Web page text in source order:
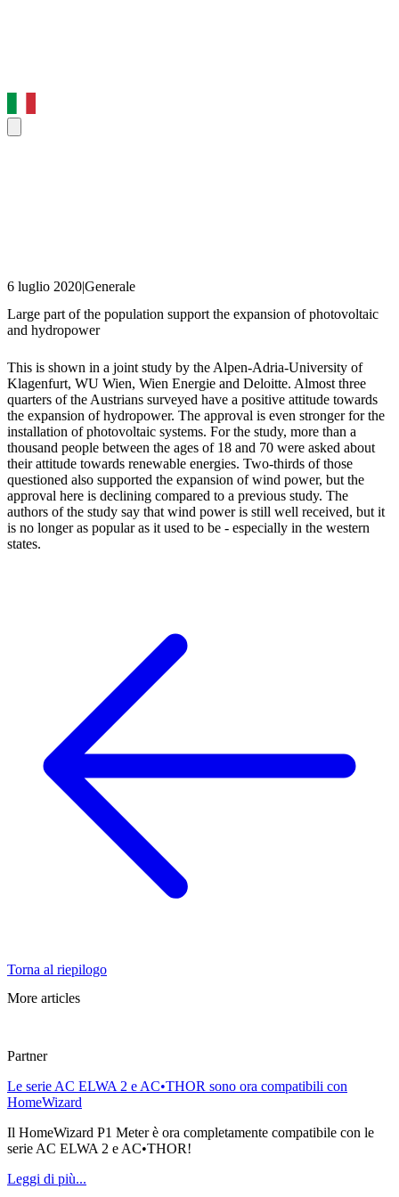
6 luglio 2020|Generale
Large part of the population support the expansion of photovoltaic
and hydropower
This is shown in a joint study by the Alpen-Adria-University of
Klagenfurt, WU Wien, Wien Energie and Deloitte. Almost three
quarters of the Austrians surveyed have a positive attitude towards
the expansion of hydropower. The approval is even stronger for the
installation of photovoltaic systems. For the study, more than a
thousand people between the ages of 18 and 70 were asked about
their attitude towards renewable energies. Two-thirds of those
questioned also supported the expansion of wind power, but the
approval here is declining compared to a previous study. The
authors of the study say that wind power is still well received, but it
is no longer as popular as it used to be - especially in the western
states.
Torna al riepilogo
More articles
Partner
Le serie AC ELWA 2 e AC•THOR sono ora compatibili con
HomeWizard
Il HomeWizard P1 Meter è ora completamente compatibile con le
serie AC ELWA 2 e AC•THOR!
Leggi di più...